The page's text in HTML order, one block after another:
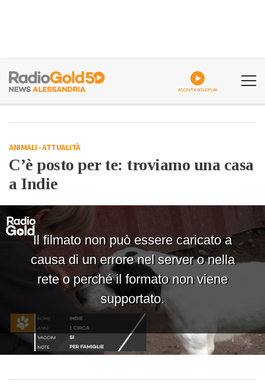
ASCOLTA GOLDPLAY
ANIMALI-ATTUALITÀ
C’è posto per te: troviamo una casa
a Indie